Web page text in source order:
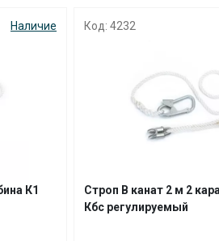
Наличие
К1
Код: 4232
Строп В канат 2 м 2
Кбс регулируемый
недели